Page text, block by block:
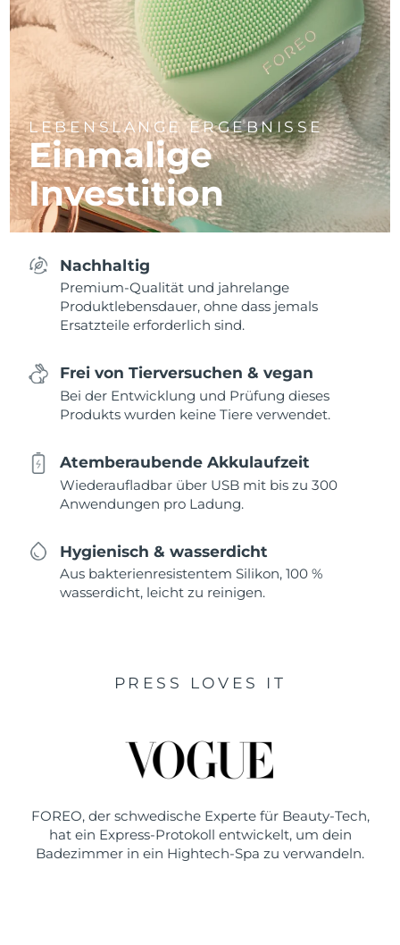
LEBENSLANGE ERGEBNISSE
Einmalige
Investition
Nachhaltig
Premium-Qualität und jahrelange
Produktlebensdauer, ohne dass jemals
Ersatzteile erforderlich sind.
Frei von Tierversuchen & vegan
Bei der Entwicklung und Prüfung dieses
Produkts wurden keine Tiere verwendet.
Atemberaubende Akkulaufzeit
Wiederaufladbar über USB mit bis zu 300
Anwendungen pro Ladung.
Hygienisch & wasserdicht
Aus bakterienresistentem Silikon, 100 %
wasserdicht, leicht zu reinigen.
PRESS LOVES IT
FOREO, der schwedische Experte für Beauty-Tech,
hat ein Express-Protokoll entwickelt, um dein
Badezimmer in ein Hightech-Spa zu verwandeln.